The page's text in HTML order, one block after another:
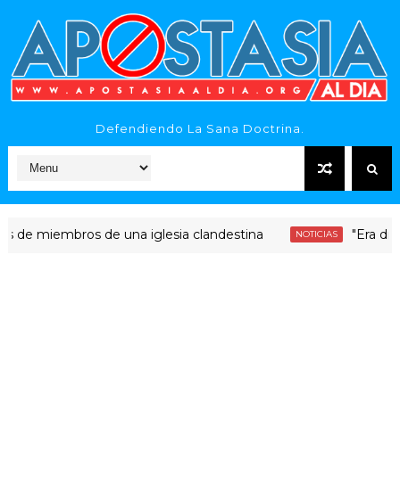
Defendiendo La Sana Doctrina.
de una iglesia clandestina NOTICIAS "Era dinero